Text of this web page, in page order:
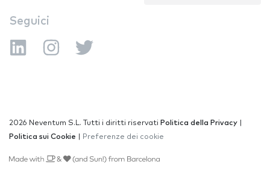
Seguici
2026 Neventum S.L. Tutti i diritti riservati Politica della Privacy
Politica sui Cookie
Preferenze dei cookie